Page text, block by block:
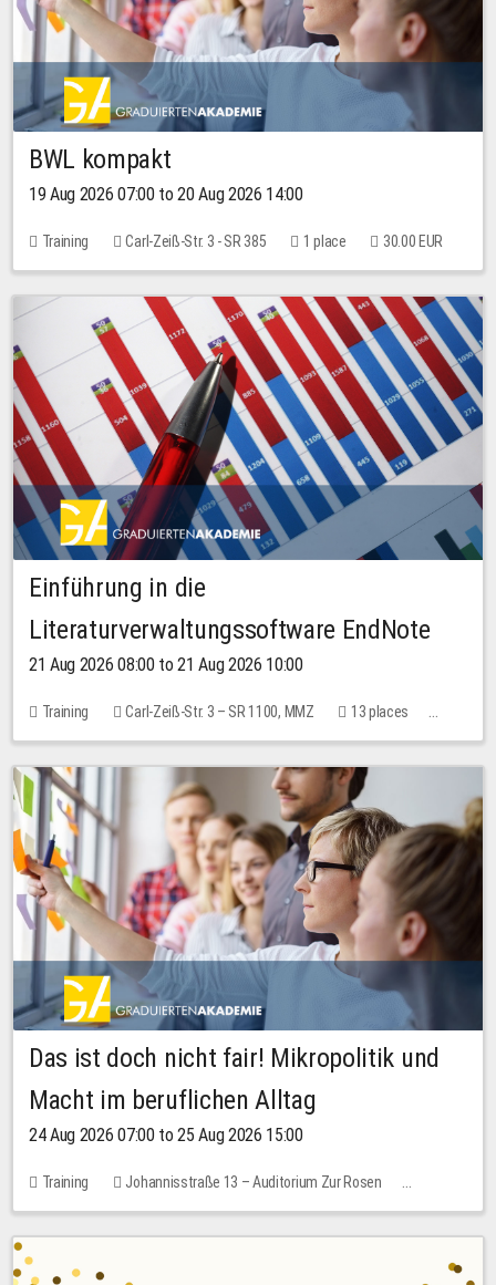
BWL kompakt
19 Aug 2026 07:00 to 20 Aug 2026 14:00
Training Carl-Zeiß-Str. 3 - SR 385 1 place 30.00 EUR
Einführung in die
Literaturverwaltungssoftware EndNote
21 Aug 2026 08:00 to 21 Aug 2026 10:00
Training Carl-Zeiß-Str. 3 – SR 1100, MMZ
13 places
10.00 EUR
Das ist doch nicht fair! Mikropolitik und
Macht im beruflichen Alltag
24 Aug 2026 07:00 to 25 Aug 2026 15:00
Training
Johannisstraße 13 – Auditorium Zur Rosen
1 place
30.00 EUR